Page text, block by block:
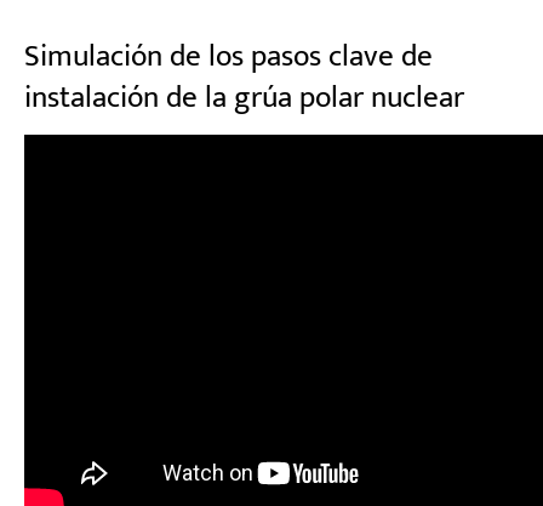
Simulación de los pasos clave de
instalación de la grúa polar nuclear